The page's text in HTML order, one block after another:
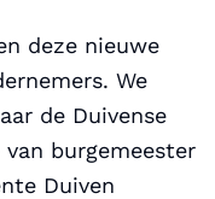
deze nieuwe
We
de Duivense
burgemeester
Duiven